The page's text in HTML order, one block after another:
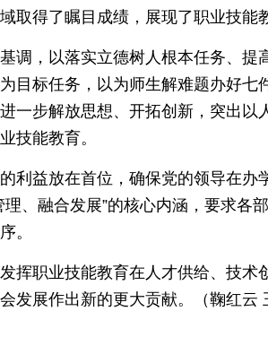
取得了瞩目成绩，展现了职业技能
调，以落实立德树人根本任务、提
目标任务，以为师生解难题办好七
一步解放思想、开拓创新，突出以
技能教育。
利益放在首位，确保党的领导在办
、融合发展”的核心内涵，要求各
。
挥职业技能教育在人才供给、技术
展作出新的更大贡献。（鞠红云